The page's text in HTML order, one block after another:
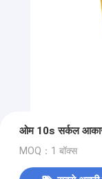
ओम 10s सर्कल आकार
MOQ：1 बॉक्स